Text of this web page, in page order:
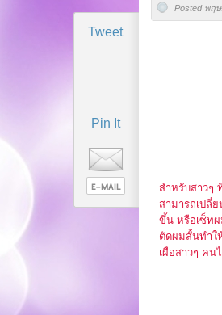
Tweet
Pin It
Posted พฤ
สำหรับสาวๆ
สามารถเปลี่
ขึ้น หรือเซ็ท
ตัดผมสั้นทำใ
เผื่อสาวๆ ค